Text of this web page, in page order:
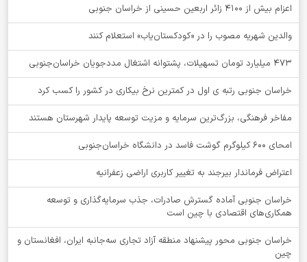
اعزام بیش از 4100 زائر اربعین حسینی از خراسان جنوبی
والدین شهریه مصوب را در «کودکستان‌یاب» استعلام کنند
۴۷۳ میلیارد تومان تسهیلات، پشتوانه اشتغال مددجویان خراسان‌جنوبی
خراسان جنوبی رتبه ی اول در کمترین نرخ بیکاری در کشور را کسب کرد
مفاخر فرهنگی، بزرگ‌ترین سرمایه و مزیت توسعه پایدار شهرستان هستند
امحای ۶۰۰ کیلوگرم گوشت فاسد در دانشگاه خراسان‌جنوبی
اعتراض فرماندار بیرجند به تغییر کاربری اراضی زعفرانیه
خراسان جنوبی آماده گسترش صادرات، جذب سرمایه‌گذاری و توسعه
همکاری‌های اقتصادی با چین است
خراسان جنوبی محور پیشنهاد منطقه آزاد تجاری سه‌جانبه ایران، افغانستان و
چین